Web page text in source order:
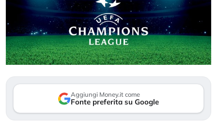
Aggiungi Money.it come
Fonte preferita su Google